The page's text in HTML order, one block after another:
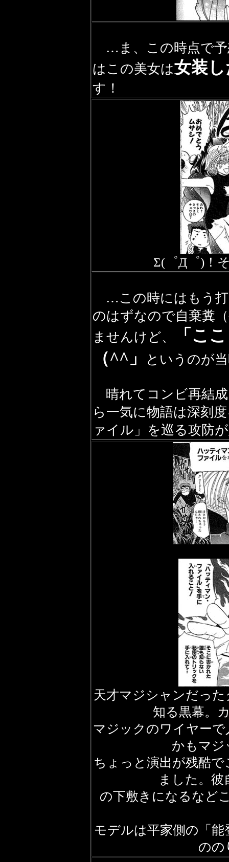
…ま、この時点で予
はこの美女は女装
す！
Σ(゜Д゜)！
…この時にはもう打
のはずなので自棄糞
ませんけど、
「こ
（^^」
というのが
晴れてコンビ再結
ら一気に物語は深刻
ァイル」を巡る攻防
天才マジシャンだっ
知る黒幕。
マジックのワイヤー
かもマジ
ちょっと演出が残酷
ました。
の下敷きになるなど
モデルは平家側の「
のの